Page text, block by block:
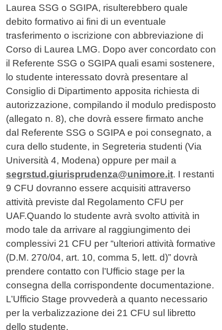
Laurea SSG o SGIPA, risulterebbero quale
debito formativo ai fini di un eventuale
trasferimento o iscrizione con abbreviazione di
Corso di Laurea LMG. Dopo aver concordato con
il Referente SSG o SGIPA quali esami sostenere,
lo studente interessato dovrà presentare al
Consiglio di Dipartimento apposita richiesta di
autorizzazione, compilando il modulo predisposto
(allegato n. 8), che dovrà essere firmato anche
dal Referente SSG o SGIPA e poi consegnato, a
cura dello studente, in Segreteria studenti (Via
Università 4, Modena) oppure per mail a
segrstud.giurisprudenza@unimore.it. I restanti
9 CFU dovranno essere acquisiti attraverso
attività previste dal Regolamento CFU per
UAF.Quando lo studente avrà svolto attività in
modo tale da arrivare al raggiungimento dei
complessivi 21 CFU per “ulteriori attività formative
(D.M. 270/04, art. 10, comma 5, lett. d)” dovrà
prendere contatto con l’Ufficio stage per la
consegna della corrispondente documentazione.
L’Ufficio Stage provvederà a quanto necessario
per la verbalizzazione dei 21 CFU sul libretto
dello studente.